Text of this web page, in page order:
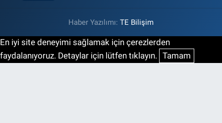
Haber Yazılımı: TE Bilişim
En iyi site deneyimi sağlamak için çerezlerden
faydalanıyoruz. Detaylar için lütfen tıklayın. Tamam